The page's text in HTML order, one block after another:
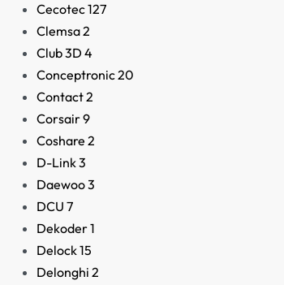
Cecotec127
Clemsa2
Club 3D 4
Conceptronic20
Contact2
Corsair9
Coshare 2
D-Link3
Daewoo3
DCU 7
Dekoder1
Delock15
Delonghi 2